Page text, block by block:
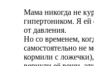
Мама никогда не
гипертоником. Я ей
от давления.
Но со временем,
самостоятельно не
кормили с